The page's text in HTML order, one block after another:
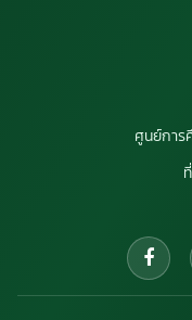
ศูนย์การ